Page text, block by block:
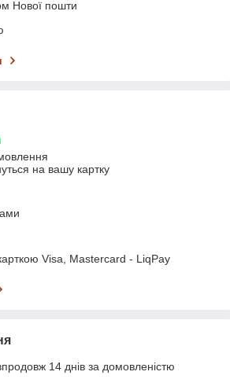
Нової пошти
на вашу картку
Visa, Mastercard - LiqPay
14 днів за домовленістю